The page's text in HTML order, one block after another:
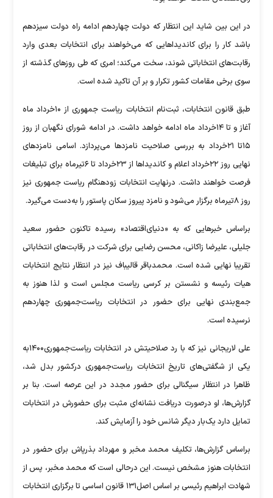
در این بین شاید این انتظار که دولت چهاردهم ادامه راه دولت سیزدهم
باشد کار را برای کاندیداهایی که می‌خواهند برای انتخابات بعدی وارد
رقابت‌های انتخاباتی شوند، سخت می‌کند؛ امری که طی روزهای گذشته از
سوی برخی مقامات کشور تکرار و بر آن تاکید شده است.
طبق قانون انتخابات، ثبت‌نام انتخابات ریاست جمهوری از ۱۰خرداد ماه
آغاز و تا ۱۴خرداد ماه ادامه خواهد داشت. در ادامه شورای نگهبان از روز
۱۵تا ۲۱خرداد به بررسی صلاحیت نامزدها می‌پردازد. اسامی نامزدهای
نهایی روز ۲۲خرداد اعلام و کاندیداها از ۲۳خرداد تا ۶تیرماه برای تبلیغات
فرصت خواهند داشت. درنهایت انتخابات زودهنگام ریاست جمهوری نیز
روز ۸تیرماه برگزار می‌شود و نامزد پیروز سکان پاستور را به‌دست می‌گیرد.
براساس خبرهایی که به «دنیای‌اقتصاد» رسیده تاکنون حضور سعید
جلیلی، علیرضا زاکانی، محسن رضایی برای شرکت در رقابت‌های انتخاباتی
تقریبا نهایی شده است. محمدباقر قالیباف نیز در انتظار نتایج انتخابات
هیات رئیسه و نشستن بر کرسی ریاست مجلس است و لذا هنوز به
جمع‌بندی نهایی برای حضور در انتخابات ریاست‌جمهوری چهاردهم
نرسیده است.
علی لاریجانی نیز که با رد صلاحیتش در انتخابات ریاست‌جمهوری۱۴۰۰به
یکی از شگفتی‌های تاریخ انتخابات ریاست‌جمهوری درکشور بدل شد،
ظاهرا در انتظار سیگنالی برای حضور مجدد در این عرصه است. بنا بر
گزارش‌ها، او درصورت دریافت نشانه‌ای مثبت برای حضورش در انتخابات
تمایل دارد یک‌بار دیگر شانس خود را آزمایش کند.
براساس گزارش‌ها، تکلیف محمد مخبر و مهرداد بذرپاش برای حضور در
انتخابات هنوز مشخص نیست. این درحالی است که محمد مخبر، پس از
شهادت ابراهیم رئیسی بر اساس اصل۱۳۱ قانون اساسی تا برگزاری انتخابات